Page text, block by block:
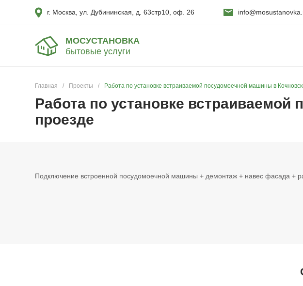
г. Москва, ул. Дубининская, д. 63стр10, оф. 26
МОСУСТАНОВКА
бытовые услуги
Главная / Проекты / Работа по установке встраиваемой посудомоечной машины в
Работа по установке
проезде
Подключение встроенной посудомоечной машины + демонтаж + навес фасада +